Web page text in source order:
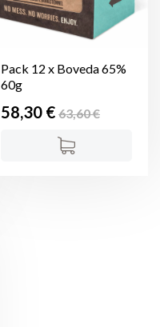
Pack 12 x Boveda 65%
60g
Prix
58,30 €Prix
base
63,60 €